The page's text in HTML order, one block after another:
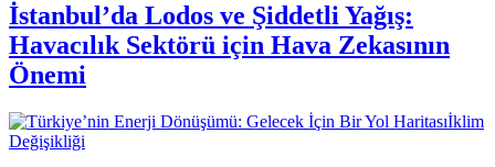
İstanbul’da Lodos ve Şiddetli Yağış:
Havacılık Sektörü için Hava Zekasının
Önemi
İklim
Değişikliği